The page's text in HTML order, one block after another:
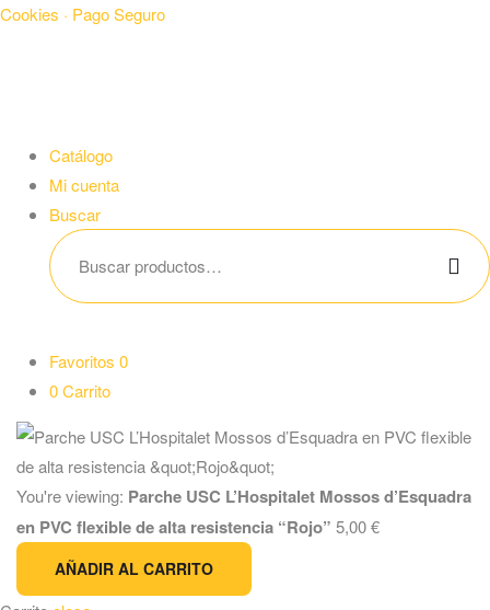
Cookies · Pago Seguro
Catálogo
Mi cuenta
Buscar
Favoritos 0
0Carrito
You're viewing: Parche USC L’Hospitalet Mossos d’Esquadra
en PVC flexible de alta resistencia “Rojo” 5,00€
AÑADIR AL CARRITO